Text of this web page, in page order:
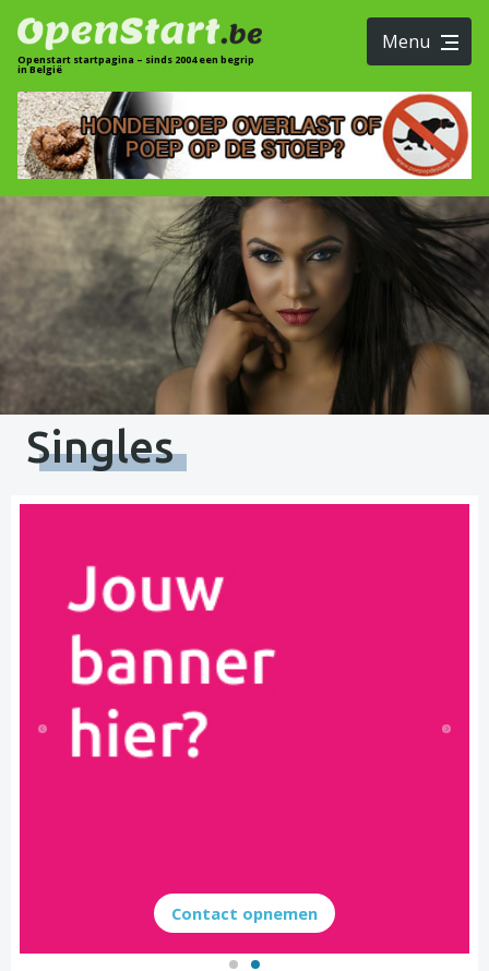
Openstart startpagina – sinds 2004 een begrip
in België
Menu
Singles
Contact opnemen